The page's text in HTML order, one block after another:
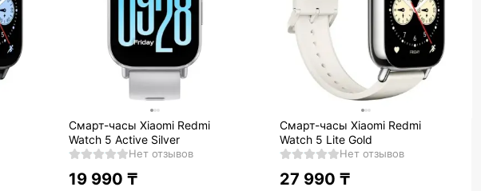
Смарт-часы Xiaomi Redmi
Watch 5 Active Silver
Нет отзывов
19 990 ₸
Смарт-часы Xiaomi Redmi
Watch 5 Lite Gold
Нет отзывов
27 990 ₸